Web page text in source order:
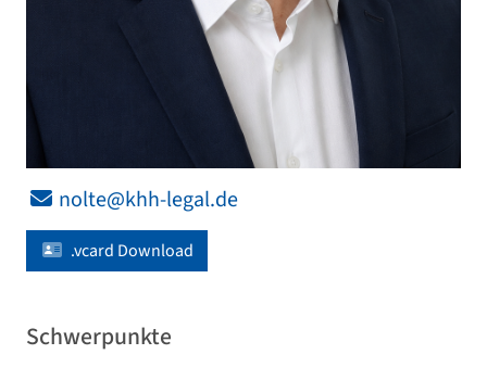
nolte@khh-legal.de
.vcard Download
Schwerpunkte